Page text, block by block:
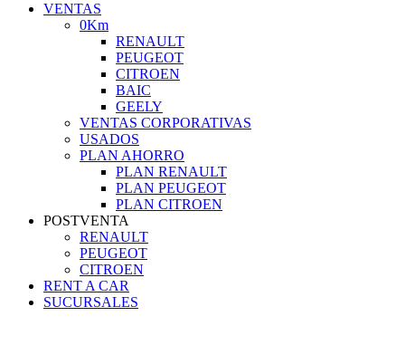
VENTAS
0Km
RENAULT
PEUGEOT
CITROEN
BAIC
GEELY
VENTAS CORPORATIVAS
USADOS
PLAN AHORRO
PLAN RENAULT
PLAN PEUGEOT
PLAN CITROEN
POSTVENTA
RENAULT
PEUGEOT
CITROEN
RENT A CAR
SUCURSALES